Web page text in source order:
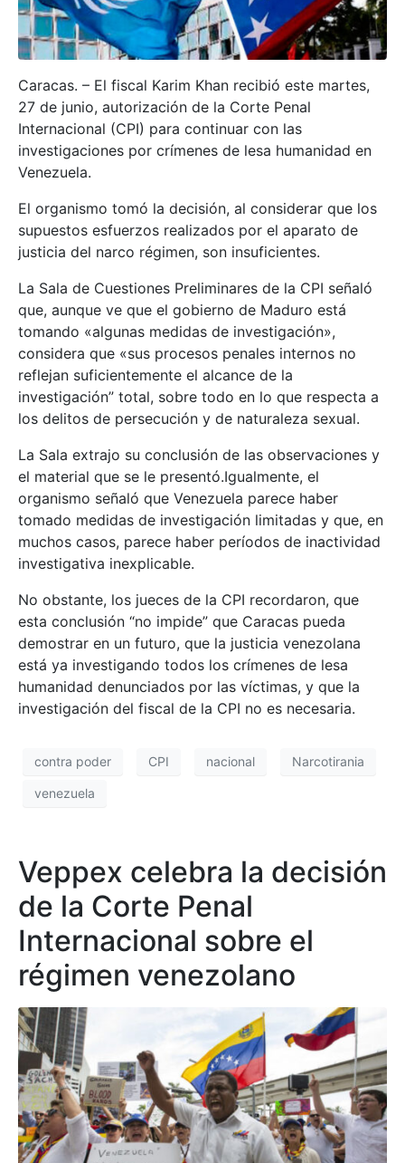
Caracas. – El fiscal Karim Khan recibió este martes,
27 de junio, autorización de la Corte Penal
Internacional (CPI) para continuar con las
investigaciones por crímenes de lesa humanidad en
Venezuela.
El organismo tomó la decisión, al considerar que los
supuestos esfuerzos realizados por el aparato de
justicia del narco régimen, son insuficientes.
La Sala de Cuestiones Preliminares de la CPI señaló
que, aunque ve que el gobierno de Maduro está
tomando «algunas medidas de investigación»,
considera que «sus procesos penales internos no
reflejan suficientemente el alcance de la
investigación” total, sobre todo en lo que respecta a
los delitos de persecución y de naturaleza sexual.
La Sala extrajo su conclusión de las observaciones y
el material que se le presentó.Igualmente, el
organismo señaló que Venezuela parece haber
tomado medidas de investigación limitadas y que, en
muchos casos, parece haber períodos de inactividad
investigativa inexplicable.
No obstante, los jueces de la CPI recordaron, que
esta conclusión “no impide” que Caracas pueda
demostrar en un futuro, que la justicia venezolana
está ya investigando todos los crímenes de lesa
humanidad denunciados por las víctimas, y que la
investigación del fiscal de la CPI no es necesaria.
contra poder CPI nacional Narcotirania
venezuela
Veppex celebra la decisión
de la Corte Penal
Internacional sobre el
régimen venezolano